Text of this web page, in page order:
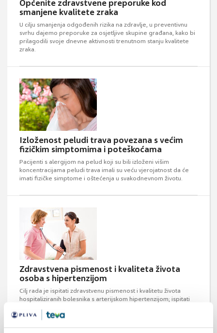
Općenite zdravstvene preporuke kod
smanjene kvalitete zraka
U cilju smanjenja odgođenih rizika na zdravlje, u preventivnu
svrhu dajemo preporuke za osjetljive skupine građana, kako bi
prilagodili svoje dnevne aktivnosti trenutnom stanju kvalitete
zraka.
Izloženost peludi trava povezana s većim
fizičkim simptomima i poteškoćama
Pacijenti s alergijom na pelud koji su bili izloženi višim
koncentracijama peludi trava imali su veću vjerojatnost da će
imati fizičke simptome i oštećenja u svakodnevnom životu.
Zdravstvena pismenost i kvaliteta života
osoba s hipertenzijom
Cilj rada je ispitati zdravstvenu pismenost i kvalitetu života
hospitaliziranih bolesnika s arterijskom hipertenzijom; ispitati
ispitati postoji li povezanost između zdravstvene pismenosti i